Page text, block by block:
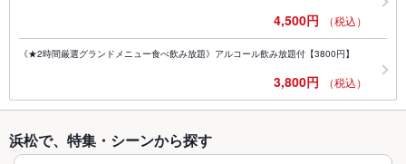
4,500円 （税込）
《★2時間厳選グランドメニュー食べ飲み放題》アルコール飲み放題付【3800円】
3,800円 （税込）
浜松で、特集・シーンから探す